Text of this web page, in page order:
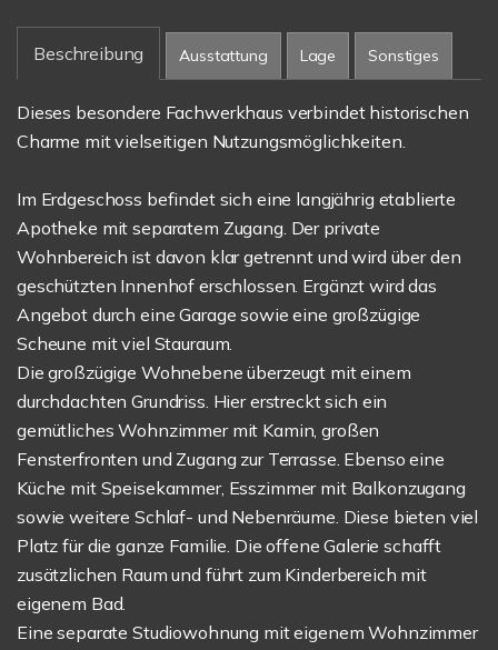
Beschreibung Ausstattung Lage Sonstiges
Dieses besondere Fachwerkhaus verbindet historischen
Charme mit vielseitigen Nutzungsmöglichkeiten.
Im Erdgeschoss befindet sich eine langjährig etablierte
Apotheke mit separatem Zugang. Der private
Wohnbereich ist davon klar getrennt und wird über den
geschützten Innenhof erschlossen. Ergänzt wird das
Angebot durch eine Garage sowie eine großzügige
Scheune mit viel Stauraum.
Die großzügige Wohnebene überzeugt mit einem
durchdachten Grundriss. Hier erstreckt sich ein
gemütliches Wohnzimmer mit Kamin, großen
Fensterfronten und Zugang zur Terrasse. Ebenso eine
Küche mit Speisekammer, Esszimmer mit Balkonzugang
sowie weitere Schlaf- und Nebenräume. Diese bieten viel
Platz für die ganze Familie. Die offene Galerie schafft
zusätzlichen Raum und führt zum Kinderbereich mit
eigenem Bad.
Eine separate Studiowohnung mit eigenem Wohnzimmer